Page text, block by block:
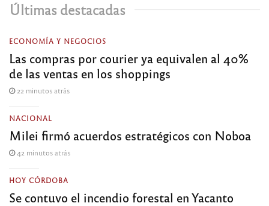
Últimas destacadas
ECONOMÍA Y NEGOCIOS
Las compras por courier ya equivalen al 40%
de las ventas en los shoppings
22 minutos atrás
NACIONAL
Milei firmó acuerdos estratégicos con Noboa
42 minutos atrás
HOY CÓRDOBA
Se contuvo el incendio forestal en Yacanto